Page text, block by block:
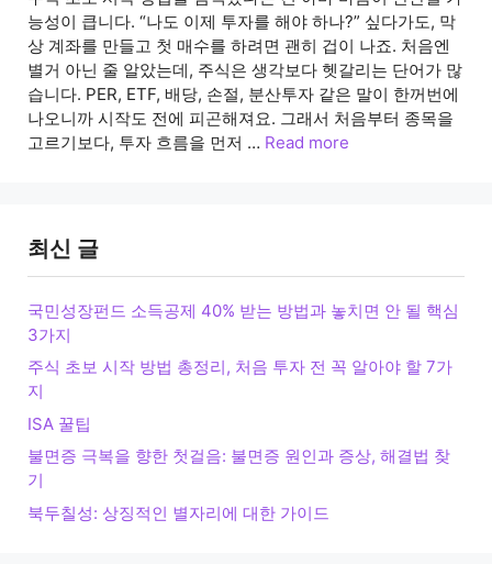
능성이 큽니다. “나도 이제 투자를 해야 하나?” 싶다가도, 막
상 계좌를 만들고 첫 매수를 하려면 괜히 겁이 나죠. 처음엔
별거 아닌 줄 알았는데, 주식은 생각보다 헷갈리는 단어가 많
습니다. PER, ETF, 배당, 손절, 분산투자 같은 말이 한꺼번에
나오니까 시작도 전에 피곤해져요. 그래서 처음부터 종목을
고르기보다, 투자 흐름을 먼저 … Read more
최신 글
국민성장펀드 소득공제 40% 받는 방법과 놓치면 안 될 핵심
3가지
주식 초보 시작 방법 총정리, 처음 투자 전 꼭 알아야 할 7가
지
ISA 꿀팁
불면증 극복을 향한 첫걸음: 불면증 원인과 증상, 해결법 찾
기
북두칠성: 상징적인 별자리에 대한 가이드